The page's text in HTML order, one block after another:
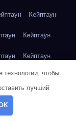
Кейптаун
Кейптаун
Кейптаун
Кейптаун
технологии, чтобы
лучший